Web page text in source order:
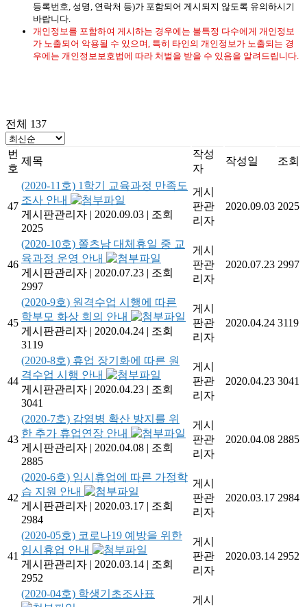
등록번호, 성명, 연락처 등)가 포함되어 게시되지 않도록 유의하시기
바랍니다.
개인정보를 포함하여 게시하는 경우에는 불특정 다수에게 개인정보
가 노출되어 악용될 수 있으며, 특히 타인의 개인정보가 노출되는 경
우에는 개인정보보호법에 따라 처벌을 받을 수 있음을 알려드립니다.
전체 137
번
호
제목
작성
자
작성일 조회
47
(2020-11호) 1학기 교육과정 만족도
조사 안내
게시판관리자 | 2020.09.03 | 조회
2025
게시
판관
리자
2020.09.03 2025
46
(2020-10호) 쫄츠남 대체휴일 중 교
육과정 운영 안내
게시판관리자 | 2020.07.23 | 조회
2997
게시
판관
리자
2020.07.23 2997
45
(2020-9호) 원격수업 시행에 따른
학부모 화상 회의 안내
게시판관리자 | 2020.04.24 | 조회
3119
게시
판관
리자
2020.04.24 3119
44
(2020-8호) 휴업 장기화에 따른 원
격수업 시행 안내
게시판관리자 | 2020.04.23 | 조회
3041
게시
판관
리자
2020.04.23 3041
43
(2020-7호) 감염병 확산 방지를 위
한 추가 휴업연장 안내
게시판관리자 | 2020.04.08 | 조회
2885
게시
판관
리자
2020.04.08 2885
42
(2020-6호) 임시휴업에 따른 가정학
습 지원 안내
게시판관리자 | 2020.03.17 | 조회
2984
게시
판관
리자
2020.03.17 2984
41
(2020-05호) 코로나19 예방을 위한
임시휴업 안내
게시판관리자 | 2020.03.14 | 조회
2952
게시
판관
리자
2020.03.14 2952
(2020-04호) 학생기초조사표
게시